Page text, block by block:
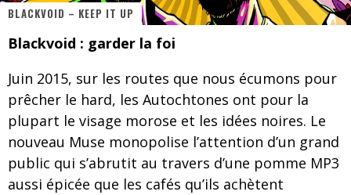
La compil’ Zoo de Slam Disques est de retour
Death Note Silence - Collide and Collapse
Énorme succès pour Muse et ses shows au Québec
Muse au Centre Vidéotron de Québec
Journey et Toto au Centre Bell
BLACKVOID – KEEP IT UP
Blackvoid : garder la foi
Juin 2015, sur les routes que nous écumons pour
prêcher le hard, les Autochtones ont pour la
plupart le visage morose et les idées noires. Le
nouveau Muse monopolise l’attention d’un grand
public qui s’abrutit au travers d’une pomme MP3
aussi épicée que les cafés qu’ils achètent